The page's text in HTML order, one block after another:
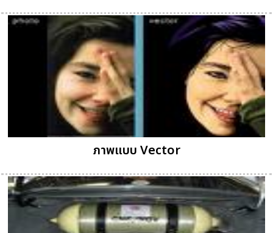
ภาพแบบ Vector